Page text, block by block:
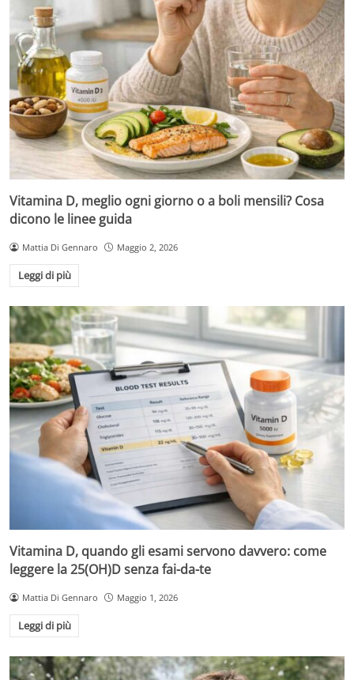
Vitamina D, meglio ogni giorno o a boli mensili? Cosa
dicono le linee guida
Mattia Di Gennaro Maggio 2, 2026
Leggi di più
Vitamina D, quando gli esami servono davvero: come
leggere la 25(OH)D senza fai-da-te
Mattia Di Gennaro Maggio 1, 2026
Leggi di più